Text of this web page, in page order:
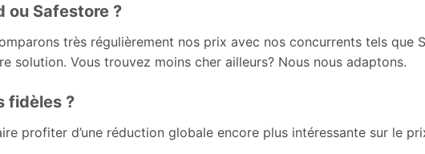
ou Safestore ?
très régulièrement nos prix avec nos concurrents tels que
solution. Vous trouvez moins cher ailleurs? Nous nous adaptons.
fidèles ?
profiter d’une réduction globale encore plus intéressante sur le